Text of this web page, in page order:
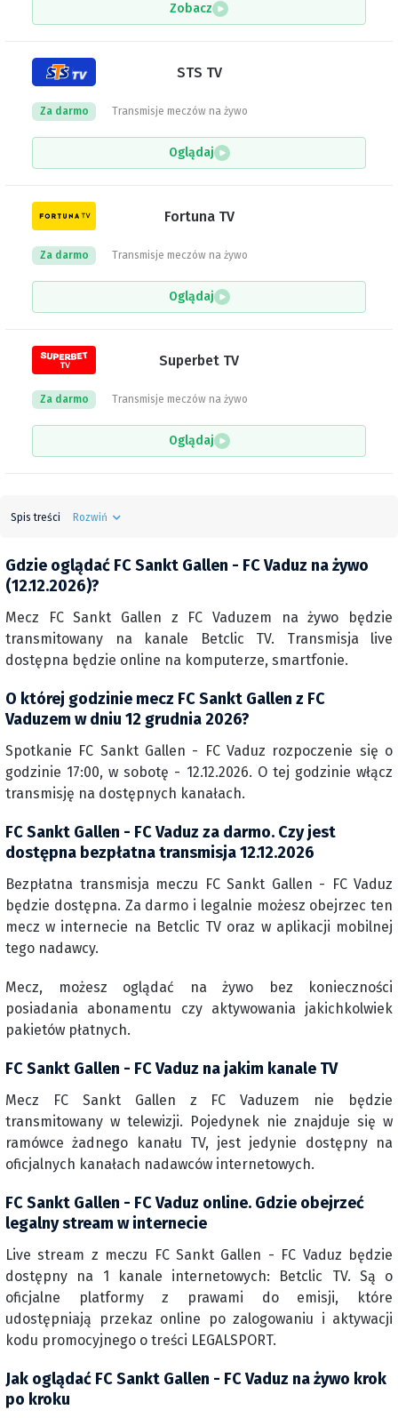
Zobacz
STS TV
Transmisje meczów na żywo
Za darmo
Oglądaj
Fortuna TV
Transmisje meczów na żywo
Za darmo
Oglądaj
Superbet TV
Transmisje meczów na żywo
Za darmo
Oglądaj
Spis treści Rozwiń
Gdzie oglądać FC Sankt Gallen - FC Vaduz na żywo
(12.12.2026)?
Mecz FC Sankt Gallen z FC Vaduzem na żywo będzie
transmitowany na kanale Betclic TV. Transmisja live
dostępna będzie online na komputerze, smartfonie.
O której godzinie mecz FC Sankt Gallen z FC
Vaduzem w dniu 12 grudnia 2026?
Spotkanie FC Sankt Gallen - FC Vaduz rozpoczenie się o
godzinie 17:00, w sobotę - 12.12.2026. O tej godzinie włącz
transmisję na dostępnych kanałach.
FC Sankt Gallen - FC Vaduz za darmo. Czy jest
dostępna bezpłatna transmisja 12.12.2026
Bezpłatna transmisja meczu FC Sankt Gallen - FC Vaduz
będzie dostępna. Za darmo i legalnie możesz obejrzec ten
mecz w internecie na Betclic TV oraz w aplikacji mobilnej
tego nadawcy.
Mecz, możesz oglądać na żywo bez konieczności
posiadania abonamentu czy aktywowania jakichkolwiek
pakietów płatnych.
FC Sankt Gallen - FC Vaduz na jakim kanale TV
Mecz FC Sankt Gallen z FC Vaduzem nie będzie
transmitowany w telewizji. Pojedynek nie znajduje się w
ramówce żadnego kanału TV, jest jedynie dostępny na
oficjalnych kanałach nadawców internetowych.
FC Sankt Gallen - FC Vaduz online. Gdzie obejrzeć
legalny stream w internecie
Live stream z meczu FC Sankt Gallen - FC Vaduz będzie
dostępny na 1 kanale internetowych: Betclic TV. Są o
oficjalne platformy z prawami do emisji, które
udostępniają przekaz online po zalogowaniu i aktywacji
kodu promocyjnego o treści LEGALSPORT.
Jak oglądać FC Sankt Gallen - FC Vaduz na żywo krok
po kroku